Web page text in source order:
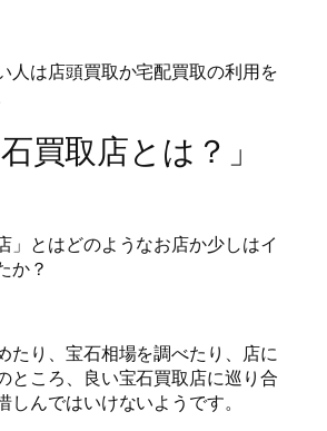
人は店頭買取か宅配買取の利用を
買取店とは？」
」とはどのようなお店か少しはイ
か？
たり、宝石相場を調べたり、店に
ところ、良い宝石買取店に巡り合
しんではいけないようです。